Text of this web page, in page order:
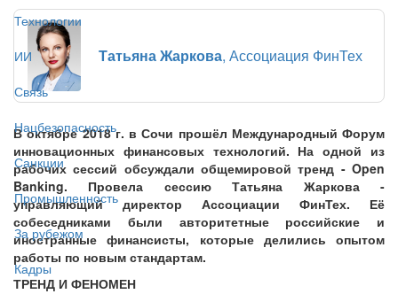
Технологии
ИИ
Связь
Нацбезопасность
Санкции
Промышленность
За рубежом
Кадры
Татьяна Жаркова, Ассоциация ФинТех
В октябре 2018 г. в Сочи прошёл Международный Форум
инновационных финансовых технологий. На одной из
рабочих сессий обсуждали общемировой тренд - Open
Banking. Провела сессию Татьяна Жаркова -
управляющий директор Ассоциации ФинТех. Её
собеседниками были авторитетные российские и
иностранные финансисты, которые делились опытом
работы по новым стандартам.
ТРЕНД И ФЕНОМЕН